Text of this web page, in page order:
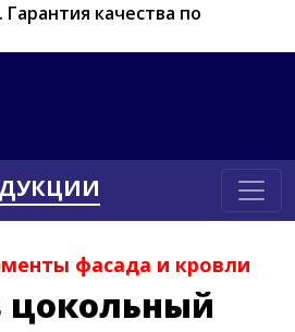
Гарантия качества по
фасада и кровли
цокольный